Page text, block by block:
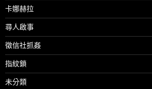
卡娜赫拉
尋人啟事
徵信社抓姦
指紋鎖
未分類